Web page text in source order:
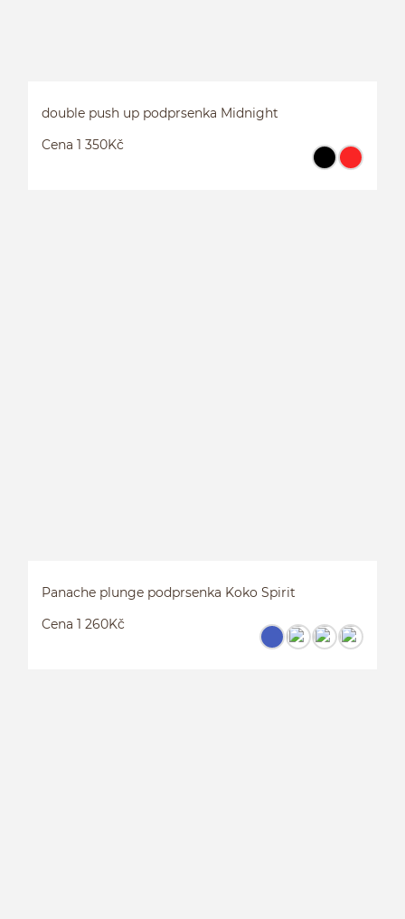
double push up podprsenka Midnight
Cena 1 350Kč
Panache plunge podprsenka Koko Spirit
Cena 1 260Kč